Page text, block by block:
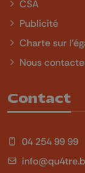
CSA
Publicité
Charte sur
Nous
Contact
04 254 99 99